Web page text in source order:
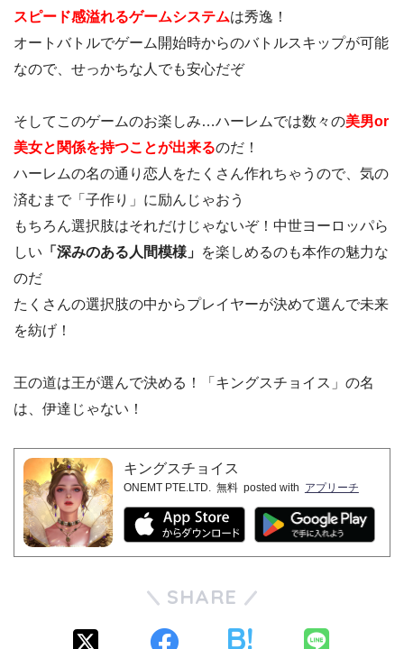
スピード感溢れるゲームシステムは秀逸！
オートバトルでゲーム開始時からのバトルスキップが可能
なので、せっかちな人でも安心だぞ
そしてこのゲームのお楽しみ…ハーレムでは数々の美男or
美女と関係を持つことが出来るのだ！
ハーレムの名の通り恋人をたくさん作れちゃうので、気の
済むまで「子作り」に励んじゃおう
もちろん選択肢はそれだけじゃないぞ！中世ヨーロッパら
しい 「深みのある人間模様」 を楽しめるのも本作の魅力な
のだ
たくさんの選択肢の中からプレイヤーが決めて選んで未来
を紡げ！
王の道は王が選んで決める！「キングスチョイス」の名
は、伊達じゃない！
キングスチョイス
ONEMT PTE.LTD. 無料 posted with アプリーチ
SHARE